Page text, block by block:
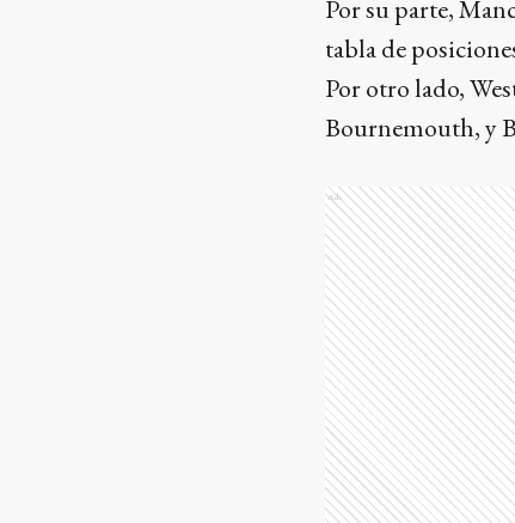
Por su parte,
tabla de
Por otro lado,
Bournemouth, y
Ads